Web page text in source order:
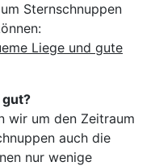
Sternschnuppen
Liege und gute
wir um den Zeitraum
auch die
nur wenige